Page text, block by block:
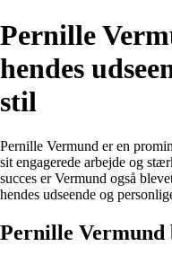
Pernille
hendes
stil
Pernille Vermund er en
sit engagerede arbejde og
succes er Vermund også
hendes udseende og
Pernille Vermund